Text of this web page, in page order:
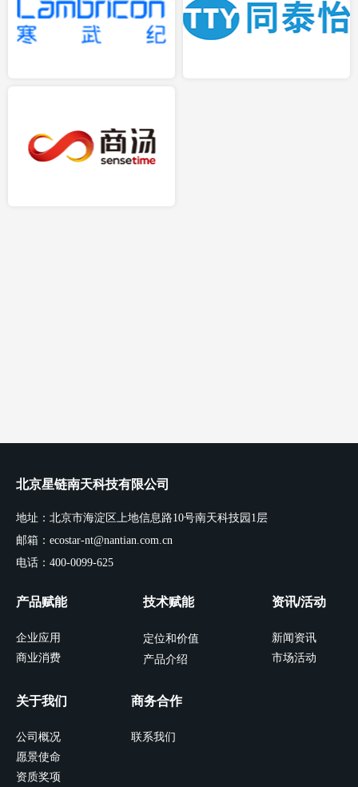
产品赋能
企业应用
商业消费
技术赋能
定位和价值
产品介绍
资讯/活动
新闻资讯
市场活动
关于我们
公司概况
愿景使命
资质奖项
商务合作
联系我们
北京星链南天科技有限公司
地址：北京市海淀区上地信息路10号南天科技园1层
邮箱：ecostar-nt@nantian.com.cn
电话：400-0099-625